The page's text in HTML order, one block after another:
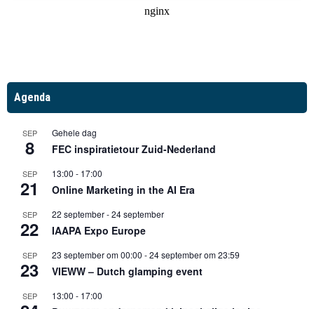
Agenda
SEP
8
Gehele dag
FEC inspiratietour Zuid-Nederland
SEP
21
13:00 - 17:00
Online Marketing in the AI Era
SEP
22
22 september-24 september
IAAPA Expo Europe
SEP
23
23 september om 00:00 -24 september om 23:59
VIEWW – Dutch glamping event
SEP 13:00 - 17:00